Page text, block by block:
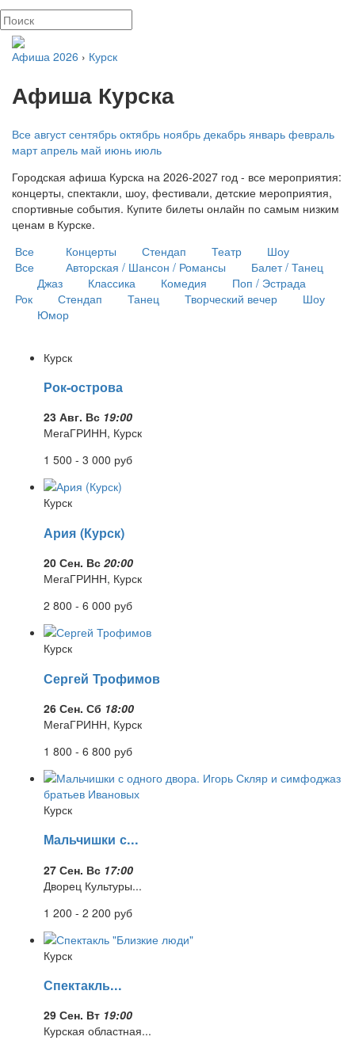
Афиша 2026 › Курск
Афиша Курска
Все август сентябрь октябрь ноябрь декабрь январь февраль
март апрель май июнь июль
Городская афиша Курска на 2026-2027 год - все мероприятия:
концерты, спектакли, шоу, фестивали, детские мероприятия,
спортивные события. Купите билеты онлайн по самым низким
ценам в Курске.
Все
Концерты Стендап Театр
Шоу
Все
Авторская / Шансон / Романсы
Балет / Танец
Джаз
Классика Комедия
Поп / Эстрада
Рок
Стендап Танец Творческий вечер
Шоу
Юмор
Курск
Рок-острова
23 Авг. Вс 19:00
МегаГРИНН, Курск
1 500 - 3 000 руб
Курск
Ария (Курск)
20 Сен. Вс 20:00
МегаГРИНН, Курск
2 800 - 6 000 руб
Курск
Сергей Трофимов
26 Сен. Сб 18:00
МегаГРИНН, Курск
1 800 - 6 800 руб
Курск
Мальчишки с...
27 Сен. Вс 17:00
Дворец Культуры...
1 200 - 2 200 руб
Курск
Спектакль...
29 Сен. Вт 19:00
Курская областная...